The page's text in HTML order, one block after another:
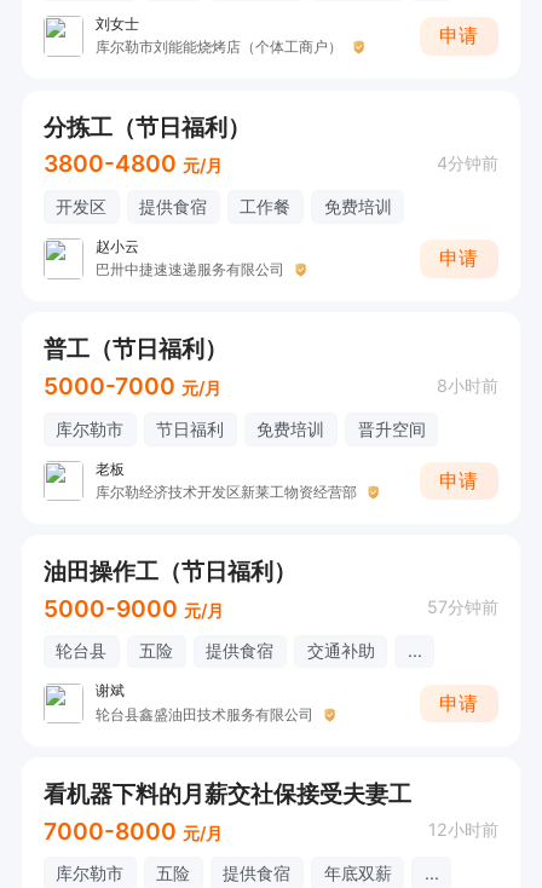
刘女士
库尔勒市刘能能烧烤店（个体工商户）
申请
分拣工（节日福利）
3800-4800 元/月 4分钟前
开发区 提供食宿 工作餐 免费培训
赵小云
巴卅中捷速速递服务有限公司
申请
普工（节日福利）
5000-7000 元/月 8小时前
库尔勒市 节日福利 免费培训 晋升空间
老板
库尔勒经济技术开发区新莱工物资经营部
申请
油田操作工（节日福利）
5000-9000 元/月 57分钟前
轮台县 五险 提供食宿 交通补助 ...
谢斌
轮台县鑫盛油田技术服务有限公司
申请
看机器下料的月薪交社保接受夫妻工
7000-8000 元/月 12小时前
库尔勒市 五险 提供食宿 年底双薪 ...